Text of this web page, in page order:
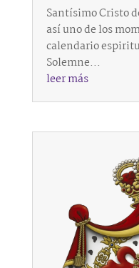
Santísimo Cristo
así uno de los
calendario
Solemne...
leer más